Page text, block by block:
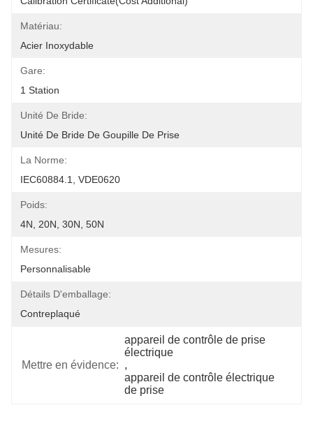
Matériau:
Acier Inoxydable
Gare:
1 Station
Unité De Bride:
Unité De Bride De Goupille De Prise
La Norme:
IEC60884.1, VDE0620
Poids:
4N, 20N, 30N, 50N
Mesures:
Personnalisable
Détails D'emballage:
Contreplaqué
Mettre en évidence:
appareil de contrôle de prise
électrique
,
appareil de contrôle électrique
de prise